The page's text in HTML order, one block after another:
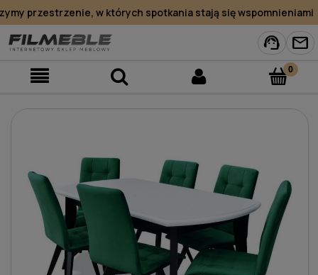
przestrzenie, w których spotkania stają się wspomnieniami
support_agent mail